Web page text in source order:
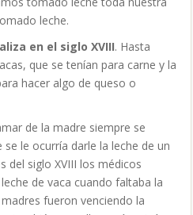
la leche de vaca como un
descubrió que mediante el
lo cual permitió
ganadería intensiva y los
desarrollando una importante
sus derivados. La leche es un
hace 50-60 años, y los yogures
años 60.
occidentalesy en los que
sólo existe en los